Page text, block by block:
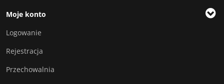
Moje konto
Logowanie
Rejestracja
Przechowalnia